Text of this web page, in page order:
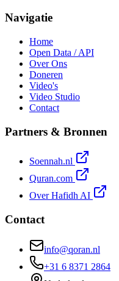
Navigatie
Home
Open Data / API
Over Ons
Doneren
Video's
Video Studio
Contact
Partners & Bronnen
Soennah.nl
Quran.com
Over Hafidh AI
Contact
info@qoran.nl
+31 6 8371 2864